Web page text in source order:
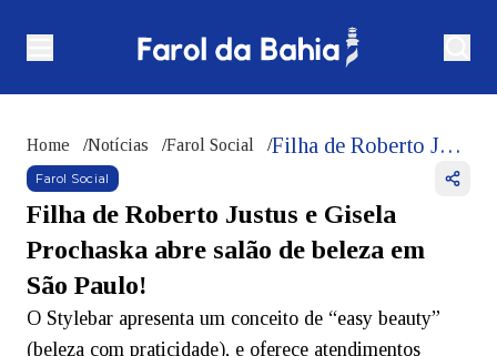
Home /Notícias /Farol Social / Filha de Roberto Justus e Gisela Prochaska abre salão de beleza em São Paulo!
Farol Social
Filha de Roberto Justus e Gisela
Prochaska abre salão de beleza em
São Paulo!
O Stylebar apresenta um conceito de “easy beauty”
(beleza com praticidade), e oferece atendimentos